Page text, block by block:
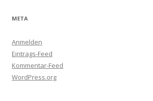
META
Anmelden
Eintrags-Feed
Kommentar-Feed
WordPress.org